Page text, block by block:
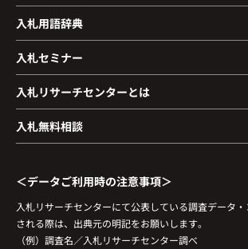
入札用語辞典
入札セミナー
入札リサーチセンターとは
入札無料相談
＜データご利用時の注意事項＞
入札リサーチセンターにて公表している調査データ
される際は、出典元の明記をお願いします。
（例）調査名／入札リサーチセンター調べ